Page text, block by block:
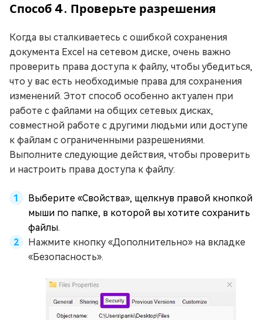
Способ 4. Проверьте разрешения
Когда вы сталкиваетесь с ошибкой сохранения
документа Excel на сетевом диске, очень важно
проверить права доступа к файлу, чтобы убедиться,
что у вас есть необходимые права для сохранения
изменений. Этот способ особенно актуален при
работе с файлами на общих сетевых дисках,
совместной работе с другими людьми или доступе
к файлам с ограниченными разрешениями.
Выполните следующие действия, чтобы проверить
и настроить права доступа к файлу:
Выберите «Свойства», щелкнув правой кнопкой
мыши по папке, в которой вы хотите сохранить
файлы.
Нажмите кнопку «Дополнительно» на вкладке
«Безопасность».